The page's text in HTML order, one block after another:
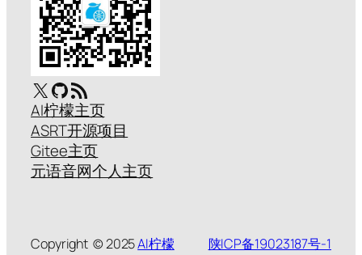
X GitHub
RSS Feed
AI柠檬主页
ASRT开源项目
Gitee主页
元语音网个人主页
Copyright © 2025AI柠檬 陕ICP备19023187号-1